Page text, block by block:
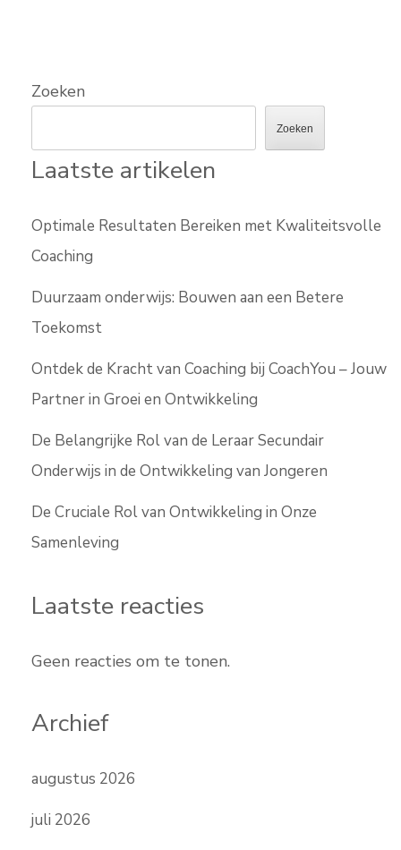
Zoeken
Zoeken
Laatste artikelen
Optimale Resultaten Bereiken met Kwaliteitsvolle
Coaching
Duurzaam onderwijs: Bouwen aan een Betere
Toekomst
Ontdek de Kracht van Coaching bij CoachYou – Jouw
Partner in Groei en Ontwikkeling
De Belangrijke Rol van de Leraar Secundair
Onderwijs in de Ontwikkeling van Jongeren
De Cruciale Rol van Ontwikkeling in Onze
Samenleving
Laatste reacties
Geen reacties om te tonen.
Archief
augustus 2026
juli 2026